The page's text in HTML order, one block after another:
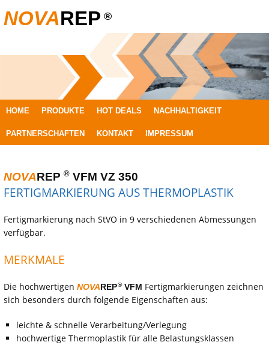
NOVAREP ®
SPRINGE
ZUM
HOME PRODUKTE HOT DEALS NACHHALTIGKEIT
PARTNERSCHAFTEN KONTAKT IMPRESSUM
NOVAREP ® VFM VZ 350
FERTIGMARKIERUNG AUS THERMOPLASTIK
Fertigmarkierung nach StVO in 9 verschiedenen Abmessungen
verfügbar.
MERKMALE
Die hochwertigen NOVAREP®VFM Fertigmarkierungen zeichnen
sich besonders durch folgende Eigenschaften aus:
leichte & schnelle Verarbeitung/Verlegung
hochwertige Thermoplastik für alle Belastungsklassen